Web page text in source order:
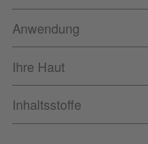
Anwendung
Ihre Haut
Inhaltsstoffe